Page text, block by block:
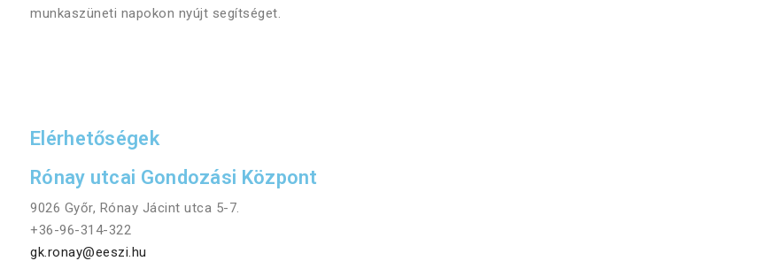
munkaszüneti napokon nyújt segítséget.
Elérhetőségek
Rónay utcai Gondozási Központ
9026 Győr, Rónay Jácint utca 5-7.
+36-96-314-322
gk.ronay@eeszi.hu